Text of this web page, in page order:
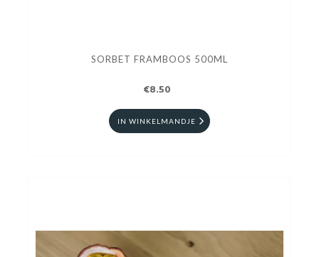
SORBET FRAMBOOS 500ML
€8.50
IN WINKELMANDJE